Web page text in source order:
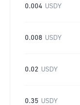
0.004 USDY
0.008 USDY
0.02 USDY
0.35 USDY